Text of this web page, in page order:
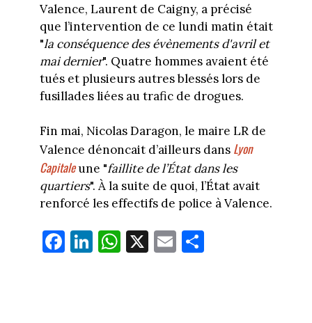
Valence, Laurent de Caigny, a précisé
que l’intervention de ce lundi matin était
"la conséquence des évènements d'avril et
mai dernier". Quatre hommes avaient été
tués et plusieurs autres blessés lors de
fusillades liées au trafic de drogues.
Fin mai, Nicolas Daragon, le maire LR de
Valence dénoncait d’ailleurs dans Lyon
Capitaleune "faillite de l’État dans les
quartiers". À la suite de quoi, l’État avait
renforcé les effectifs de police à Valence.
Fa
ce
Li
nk
W
ha
X E
m
Pa